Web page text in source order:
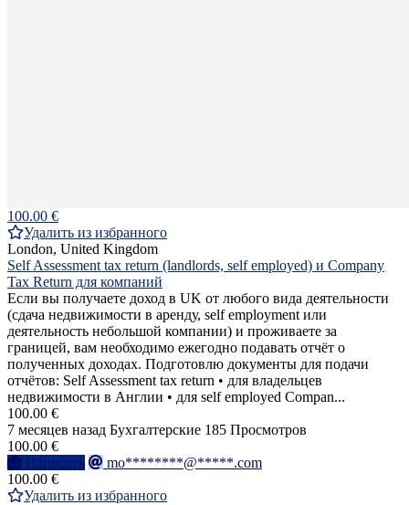
100.00 €
Удалить из избранного
London, United Kingdom
Self Assessment tax return (landlords, self employed) и Company
Tax Return для компаний
Если вы получаете доход в UK от любого вида деятельности
(сдача недвижимости в аренду, self employment или
деятельность небольшой компании) и проживаете за
границей, вам необходимо ежегодно подавать отчёт о
полученных доходах. Подготовлю документы для подачи
отчётов: Self Assessment tax return • для владельцев
недвижимости в Англии • для self employed Compan...
100.00 €
7 месяцев назад Бухгалтерские 185 Просмотров
100.00 €
Написать
mo********@*****.com
100.00 €
Удалить из избранного